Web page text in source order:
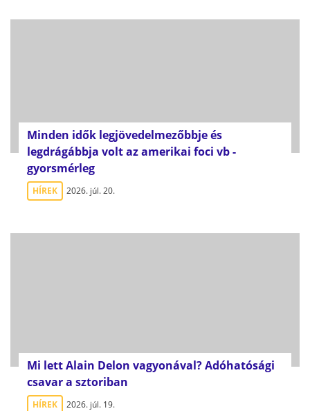
Minden idők legjövedelmezőbbje és
legdrágábbja volt az amerikai foci vb -
gyorsmérleg
HÍREK 2026. júl. 20.
Mi lett Alain Delon vagyonával? Adóhatósági
csavar a sztoriban
HÍREK 2026. júl. 19.